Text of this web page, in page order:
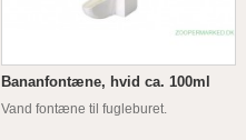
Bananfontæne, hvid ca. 100ml
Vand fontæne til fugleburet.